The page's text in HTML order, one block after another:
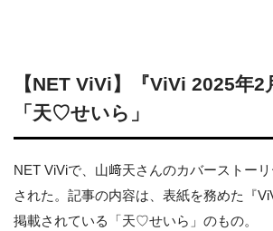
【NET ViVi】『ViVi 2025年2
「天♡せいら」
NET ViViで、山﨑天さんのカバーストー
された。記事の内容は、表紙を務めた『
掲載されている「天♡せいら」のもの。